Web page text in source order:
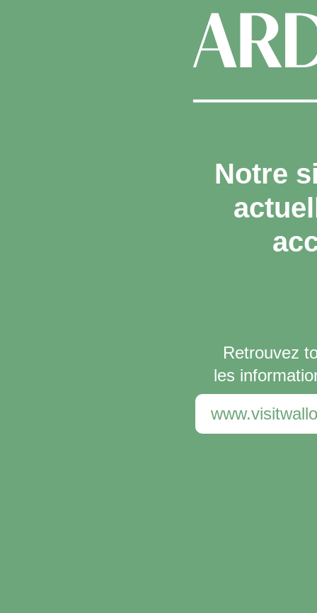
Notre
Retrouvez
les